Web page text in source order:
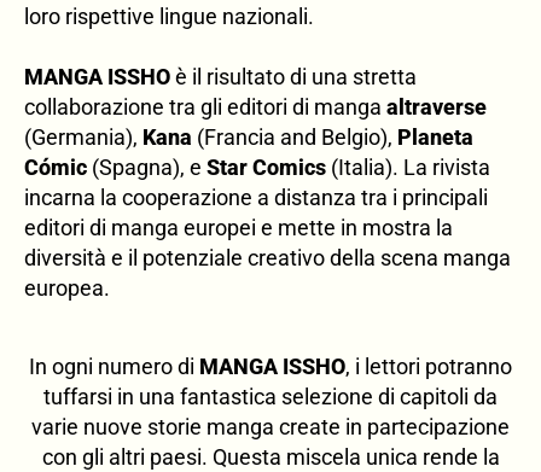
loro rispettive lingue nazionali.
MANGA ISSHOè il risultato di una stretta
collaborazione tra gli editori di manga altraverse
(Germania), Kana (Francia and Belgio), Planeta
Cómic (Spagna), e Star Comics (Italia). La rivista
incarna la cooperazione a distanza tra i principali
editori di manga europei e mette in mostra la
diversità e il potenziale creativo della scena manga
europea.
In ogni numero di MANGA ISSHO, i lettori potranno
tuffarsi in una fantastica selezione di capitoli da
varie nuove storie manga create in partecipazione
con gli altri paesi. Questa miscela unica rende la